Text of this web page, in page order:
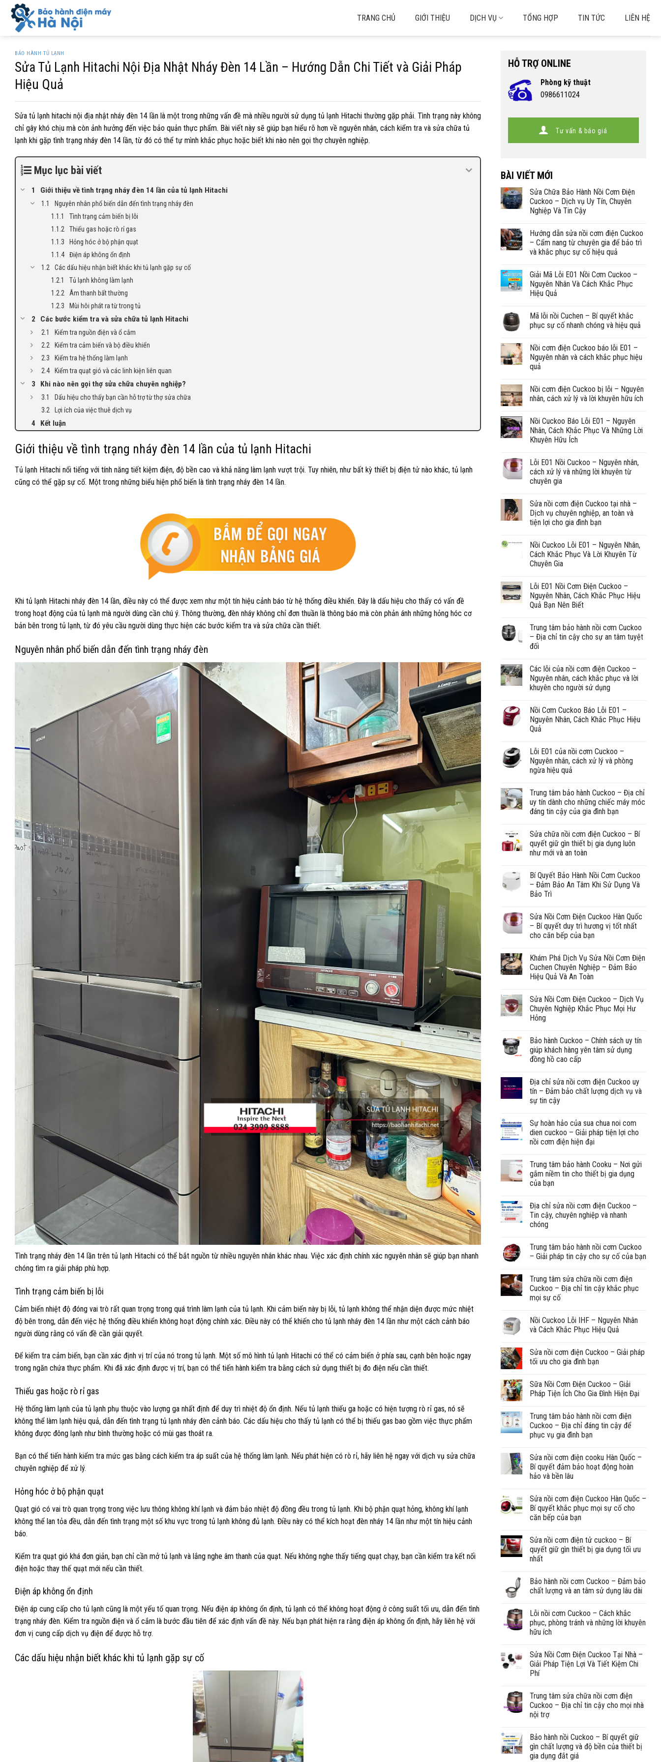
Skip
content
TRANG CHỦ GIỚI THIỆU DỊCH VỤ TỔNG HỢP TIN TỨC LIÊN HỆ
BẢO HÀNH TỦ LẠNH
Sửa Tủ Lạnh Hitachi Nội Địa Nhật Nháy Đèn 14 Lần – Hướng Dẫn Chi Tiết và Giải Pháp
Hiệu Quả
Sửa tủ lạnh hitachi nội địa nhật nháy đèn 14 lần là một trong những vấn đề mà nhiều người sử dụng tủ lạnh Hitachi thường gặp phải. Tình trạng này không
chỉ gây khó chịu mà còn ảnh hưởng đến việc bảo quản thực phẩm. Bài viết này sẽ giúp bạn hiểu rõ hơn về nguyên nhân, cách kiểm tra và sửa chữa tủ
lạnh khi gặp tình trạng nháy đèn 14 lần, từ đó có thể tự mình khắc phục hoặc biết khi nào nên gọi thợ chuyên nghiệp.
Mục lục bài viết
Giới thiệu về tình trạng nháy đèn 14 lần của tủ lạnh Hitachi
Nguyên nhân phổ biến dẫn đến tình trạng nháy đèn
Tình trạng cảm biến bị lỗi
Thiếu gas hoặc rò rỉ gas
Hỏng hóc ở bộ phận quạt
Điện áp không ổn định
Các dấu hiệu nhận biết khác khi tủ lạnh gặp sự cố
Tủ lạnh không làm lạnh
Âm thanh bất thường
Mùi hôi phát ra từ trong tủ
Các bước kiểm tra và sửa chữa tủ lạnh Hitachi
Kiểm tra nguồn điện và ổ cắm
Kiểm tra cảm biến và bộ điều khiển
Kiểm tra hệ thống làm lạnh
Kiểm tra quạt gió và các linh kiện liên quan
Khi nào nên gọi thợ sửa chữa chuyên nghiệp?
Dấu hiệu cho thấy bạn cần hỗ trợ từ thợ sửa chữa
Lợi ích của việc thuê dịch vụ
Kết luận
Giới thiệu về tình trạng nháy đèn 14 lần của tủ lạnh Hitachi
Tủ lạnh Hitachi nổi tiếng với tính năng tiết kiệm điện, độ bền cao và khả năng làm lạnh vượt trội. Tuy nhiên, như bất kỳ thiết bị điện tử nào khác, tủ lạnh
cũng có thể gặp sự cố. Một trong những biểu hiện phổ biến là tình trạng nháy đèn 14 lần.
Khi tủ lạnh Hitachi nháy đèn 14 lần, điều này có thể được xem như một tín hiệu cảnh báo từ hệ thống điều khiển. Đây là dấu hiệu cho thấy có vấn đề
trong hoạt động của tủ lạnh mà người dùng cần chú ý. Thông thường, đèn nháy không chỉ đơn thuần là thông báo mà còn phản ánh những hỏng hóc cơ
bản bên trong tủ lạnh, từ đó yêu cầu người dùng thực hiện các bước kiểm tra và sửa chữa cần thiết.
Nguyên nhân phổ biến dẫn đến tình trạng nháy đèn
Tình trạng nháy đèn 14 lần trên tủ lạnh Hitachi có thể bắt nguồn từ nhiều nguyên nhân khác nhau. Việc xác định chính xác nguyên nhân sẽ giúp bạn nhanh
chóng tìm ra giải pháp phù hợp.
Tình trạng cảm biến bị lỗi
Cảm biến nhiệt độ đóng vai trò rất quan trọng trong quá trình làm lạnh của tủ lạnh. Khi cảm biến này bị lỗi, tủ lạnh không thể nhận diện được mức nhiệt
độ bên trong, dẫn đến việc hệ thống điều khiển không hoạt động chính xác. Điều này có thể khiến cho tủ lạnh nháy đèn 14 lần như một cách cảnh báo
người dùng rằng có vấn đề cần giải quyết.
Để kiểm tra cảm biến, bạn cần xác định vị trí của nó trong tủ lạnh. Một số mô hình tủ lạnh Hitachi có thể có cảm biến ở phía sau, cạnh bên hoặc ngay
trong ngăn chứa thực phẩm. Khi đã xác định được vị trí, bạn có thể tiến hành kiểm tra bằng cách sử dụng thiết bị đo điện nếu cần thiết.
Thiếu gas hoặc rò rỉ gas
Hệ thống làm lạnh của tủ lạnh phụ thuộc vào lượng ga nhất định để duy trì nhiệt độ ổn định. Nếu tủ lạnh thiếu ga hoặc có hiện tượng rò rỉ gas, nó sẽ
không thể làm lạnh hiệu quả, dẫn đến tình trạng tủ lạnh nháy đèn cảnh báo. Các dấu hiệu cho thấy tủ lạnh có thể bị thiếu gas bao gồm việc thực phẩm
không được đông lạnh như bình thường hoặc có mùi gas thoát ra.
Bạn có thể tiến hành kiểm tra mức gas bằng cách kiểm tra áp suất của hệ thống làm lạnh. Nếu phát hiện có rò rỉ, hãy liên hệ ngay với dịch vụ sửa chữa
chuyên nghiệp để xử lý.
Hỏng hóc ở bộ phận quạt
Quạt gió có vai trò quan trọng trong việc lưu thông không khí lạnh và đảm bảo nhiệt độ đồng đều trong tủ lạnh. Khi bộ phận quạt hỏng, không khí lạnh
không thể lan tỏa đều, dẫn đến tình trạng một số khu vực trong tủ lạnh không đủ lạnh. Điều này có thể kích hoạt đèn nháy 14 lần như một tín hiệu cảnh
báo.
Kiểm tra quạt gió khá đơn giản, bạn chỉ cần mở tủ lạnh và lắng nghe âm thanh của quạt. Nếu không nghe thấy tiếng quạt chạy, bạn cần kiểm tra kết nối
điện hoặc thay thế quạt mới nếu cần thiết.
Điện áp không ổn định
Điện áp cung cấp cho tủ lạnh cũng là một yếu tố quan trọng. Nếu điện áp không ổn định, tủ lạnh có thể không hoạt động ở công suất tối ưu, dẫn đến tình
trạng nháy đèn. Kiểm tra nguồn điện và ổ cắm là bước đầu tiên để xác định vấn đề này. Nếu bạn phát hiện ra rằng điện áp không ổn định, hãy liên hệ với
đơn vị cung cấp dịch vụ điện để được hỗ trợ.
Các dấu hiệu nhận biết khác khi tủ lạnh gặp sự cố
HỖ TRỢ ONLINE
Phòng kỹ thuật
0986611024
Tư vấn & báo giá
BÀI VIẾT MỚI
Sửa Chữa Bảo Hành Nồi Cơm Điện
Cuckoo – Dịch vụ Uy Tín, Chuyên
Nghiệp Và Tin Cậy
Hướng dẫn sửa nồi cơm điện Cuckoo
– Cẩm nang từ chuyên gia để bảo trì
và khắc phục sự cố hiệu quả
Giải Mã Lỗi E01 Nồi Cơm Cuckoo –
Nguyên Nhân Và Cách Khắc Phục
Hiệu Quả
Mã lỗi nồi Cuchen – Bí quyết khắc
phục sự cố nhanh chóng và hiệu quả
Nồi cơm điện Cuckoo báo lỗi E01 –
Nguyên nhân và cách khắc phục hiệu
quả
Nồi cơm điện Cuckoo bị lỗi – Nguyên
nhân, cách xử lý và lời khuyên hữu ích
Nồi Cuckoo Báo Lỗi E01 – Nguyên
Nhân, Cách Khắc Phục Và Những Lời
Khuyên Hữu Ích
Lỗi E01 Nồi Cuckoo – Nguyên nhân,
cách xử lý và những lời khuyên từ
chuyên gia
Sửa nồi cơm điện Cuckoo tại nhà –
Dịch vụ chuyên nghiệp, an toàn và
tiện lợi cho gia đình bạn
Nồi Cuckoo Lỗi E01 – Nguyên Nhân,
Cách Khắc Phục Và Lời Khuyên Từ
Chuyên Gia
Lỗi E01 Nồi Cơm Điện Cuckoo –
Nguyên Nhân, Cách Khắc Phục Hiệu
Quả Bạn Nên Biết
Trung tâm bảo hành nồi cơm Cuckoo
– Địa chỉ tin cậy cho sự an tâm tuyệt
đối
Các lỗi của nồi cơm điện Cuckoo –
Nguyên nhân, cách khắc phục và lời
khuyên cho người sử dụng
Nồi Cơm Cuckoo Báo Lỗi E01 –
Nguyên Nhân, Cách Khắc Phục Hiệu
Quả
Lỗi E01 của nồi cơm Cuckoo –
Nguyên nhân, cách xử lý và phòng
ngừa hiệu quả
Trung tâm bảo hành Cuckoo – Địa chỉ
uy tín dành cho những chiếc máy móc
đáng tin cậy của gia đình bạn
Sửa chữa nồi cơm điện Cuckoo – Bí
quyết giữ gìn thiết bị gia dụng luôn
như mới và an toàn
Bí Quyết Bảo Hành Nồi Cơm Cuckoo
– Đảm Bảo An Tâm Khi Sử Dụng Và
Bảo Trì
Sửa Nồi Cơm Điện Cuckoo Hàn Quốc
– Bí quyết duy trì hương vị tốt nhất
cho căn bếp của bạn
Khám Phá Dịch Vụ Sửa Nồi Cơm Điện
Cuchen Chuyên Nghiệp – Đảm Bảo
Hiệu Quả Và An Toàn
Sửa Nồi Cơm Điện Cuckoo – Dịch Vụ
Chuyên Nghiệp Khắc Phục Mọi Hư
Hỏng
Bảo hành Cuckoo – Chính sách uy tín
giúp khách hàng yên tâm sử dụng
đồng hồ cao cấp
Địa chỉ sửa nồi cơm điện Cuckoo uy
tín – Đảm bảo chất lượng dịch vụ và
sự tin cậy
Sự hoàn hảo của sua chua noi com
dien cuckoo – Giải pháp tiện lợi cho
nồi cơm điện hiện đại
Trung tâm bảo hành Cooku – Nơi gửi
gắm niềm tin cho thiết bị gia dụng
của bạn
Địa chỉ sửa nồi cơm điện Cuckoo –
Tin cậy, chuyên nghiệp và nhanh
chóng
Trung tâm bảo hành nồi cơm Cuckoo
– Giải pháp tin cậy cho sự cố của bạn
Trung tâm sửa chữa nồi cơm điện
Cuckoo – Địa chỉ tin cậy khắc phục
mọi sự cố
Nồi Cuckoo Lỗi IHF – Nguyên Nhân
và Cách Khắc Phục Hiệu Quả
Sửa nồi cơm điện Cuckoo – Giải pháp
tối ưu cho gia đình bạn
Sữa Nồi Cơm Điện Cuckoo – Giải
Pháp Tiện Ích Cho Gia Đình Hiện Đại
Trung tâm bảo hành nồi cơm điện
Cuckoo – Địa chỉ đáng tin cậy để
phục vụ gia đình bạn
Sửa nồi cơm điện cooku Hàn Quốc –
Bí quyết đảm bảo hoạt động hoàn
hảo và bền lâu
Sửa nồi cơm điện Cuckoo Hàn Quốc –
Bí quyết khắc phục mọi sự cố cho
căn bếp của bạn
Sửa nồi cơm điện tử cuckoo – Bí
quyết giữ gìn thiết bị gia dụng tối ưu
nhất
Bảo hành nồi cơm Cuckoo – Đảm bảo
chất lượng và an tâm sử dụng lâu dài
Lỗi nồi cơm Cuckoo – Cách khắc
phục, phòng tránh và những lời khuyên
hữu ích
Sửa Nồi Cơm Điện Cuckoo Tại Nhà –
Giải Pháp Tiện Lợi Và Tiết Kiệm Chi
Phí
Trung tâm sửa chữa nồi cơm điện
Cuckoo – Địa chỉ tin cậy cho mọi nhà
nội trợ
Bảo hành nồi Cuckoo – Bí quyết giữ
gìn chất lượng và độ bền của thiết bị
gia dụng đắt giá